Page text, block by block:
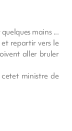
mains ...
repartir vers le
aller bruler
ministre de